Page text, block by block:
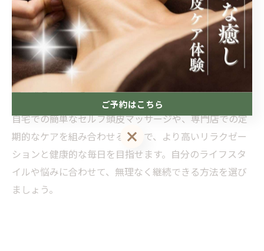
また、頭皮をほぐすことで顔のリフトアップや目元の疲
れ軽減といった美容的効果も期待でき、心の緊張も自然
とほぐれていきます。実際に、施術後に「心まで軽くな
った」と感じる方も多く、心身ともに前向きな変化を実
感できるでしょう。
自宅での簡単なセルフ頭皮マッサージや、専門店での定
期的なケアを組み合わせることで、より高いリラクゼー
ションと健康的な毎日を目指せます。自分のライフスタ
イルや悩みに合わせて、無理なく継続できる方法を選び
ましょう。
ご予約はこちら
ご予約はこちら